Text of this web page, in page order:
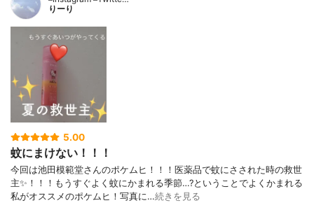
りーり
5.00
蚊にまけない！！！
今回は池田模範堂さんのポケムヒ！！！医薬品で蚊にさされた時の救世
主✨！！！もうすぐよく蚊にかまれる季節…?ということでよくかまれる
私がオススメのポケムヒ！写真に…続きを見る